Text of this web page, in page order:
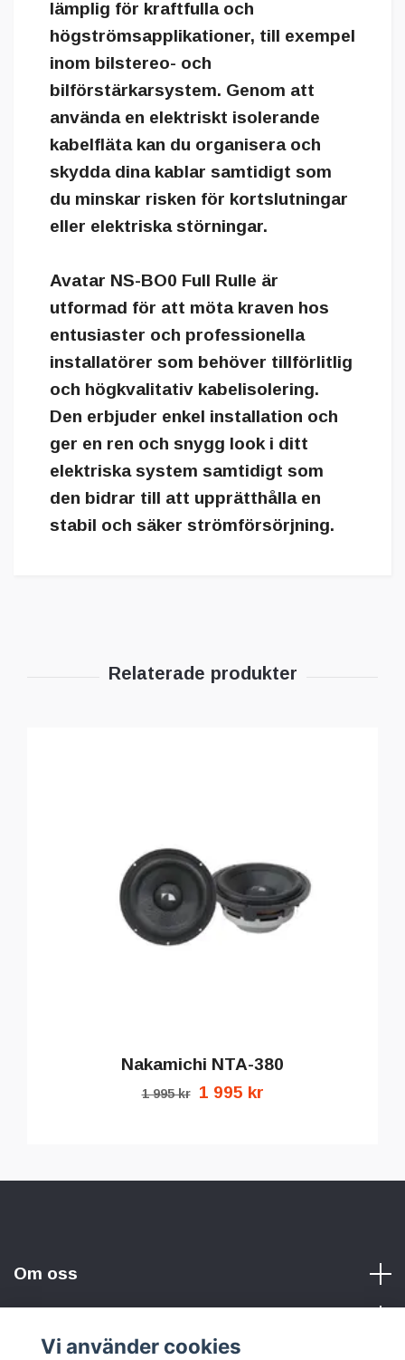
lämplig för kraftfulla och
högströmsapplikationer, till exempel
inom bilstereo- och
bilförstärkarsystem. Genom att
använda en elektriskt isolerande
kabelfläta kan du organisera och
skydda dina kablar samtidigt som
du minskar risken för kortslutningar
eller elektriska störningar.
Avatar NS-BO0 Full Rulle är
utformad för att möta kraven hos
entusiaster och professionella
installatörer som behöver tillförlitlig
och högkvalitativ kabelisolering.
Den erbjuder enkel installation och
ger en ren och snygg look i ditt
elektriska system samtidigt som
den bidrar till att upprätthålla en
stabil och säker strömförsörjning.
Nakamichi NTA-380
1 995 kr 1 995 kr
Om oss
Vi använder cookies